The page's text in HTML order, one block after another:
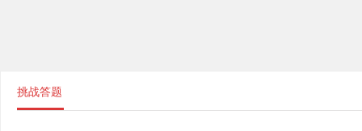
挑战答题